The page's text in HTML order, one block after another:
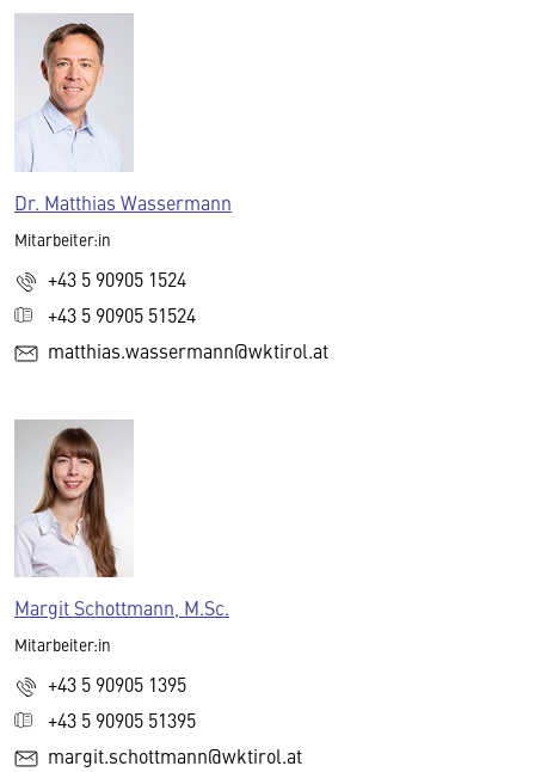
Dr. Matthias Wassermann
Mitarbeiter:in
+43 5 90905 1524
+43 5 90905 51524
matthias.wassermann@wktirol.at
Margit Schottmann, M.Sc.
Mitarbeiter:in
+43 5 90905 1395
+43 5 90905 51395
margit.schottmann@wktirol.at